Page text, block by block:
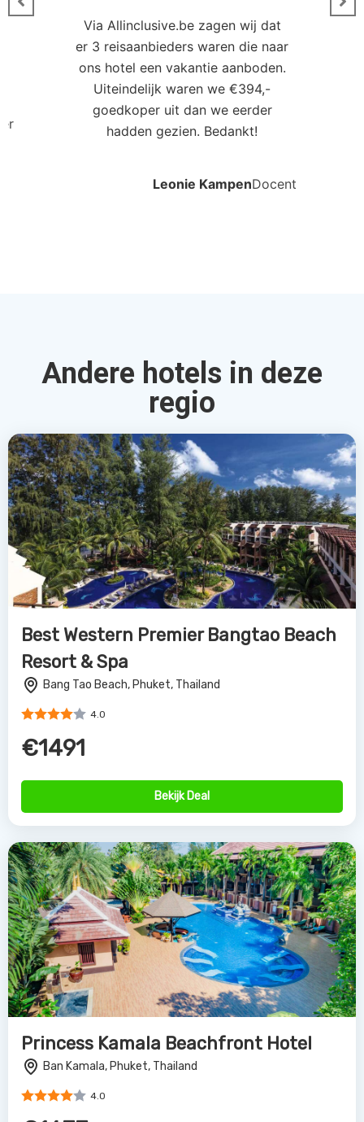
Via Allinclusive.be zagen wij dat
er 3 reisaanbieders waren die naar
ons hotel een vakantie aanboden.
Uiteindelijk waren we €394,-
goedkoper uit dan we eerder
hadden gezien. Bedankt!
Leonie KampenDocent
Andere hotels in deze
regio
Best Western Premier Bangtao Beach
Resort & Spa
Bang Tao Beach, Phuket, Thailand
4.0
€1491
Bekijk Deal
Princess Kamala Beachfront Hotel
Ban Kamala, Phuket, Thailand
4.0